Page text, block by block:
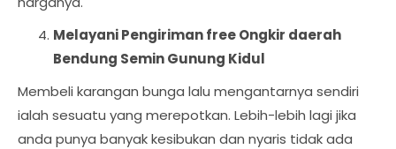
Melayani Pengiriman free Ongkir daerah
Bendung Semin Gunung Kidul
Membeli karangan bunga lalu mengantarnya sendiri
ialah sesuatu yang merepotkan. Lebih-lebih lagi jika
anda punya banyak kesibukan dan nyaris tidak ada